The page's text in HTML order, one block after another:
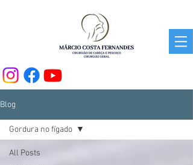
Blog
All Posts
Gordura no fígado